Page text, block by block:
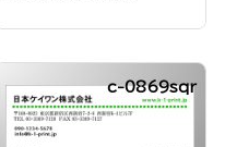
c-0869sqr